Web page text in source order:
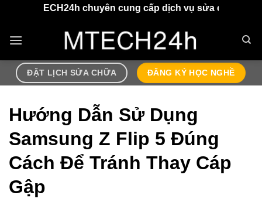
nội
chuyên cung cấp dịch vụ sửa chữa điện thoại, airpods
ĐẶT LỊCH SỬA CHỮA ĐĂNG KÝ HỌC NGHỀ
Hướng Dẫn Sử Dụng
Samsung Z Flip 5 Đúng
Cách Để Tránh Thay Cáp
Gập